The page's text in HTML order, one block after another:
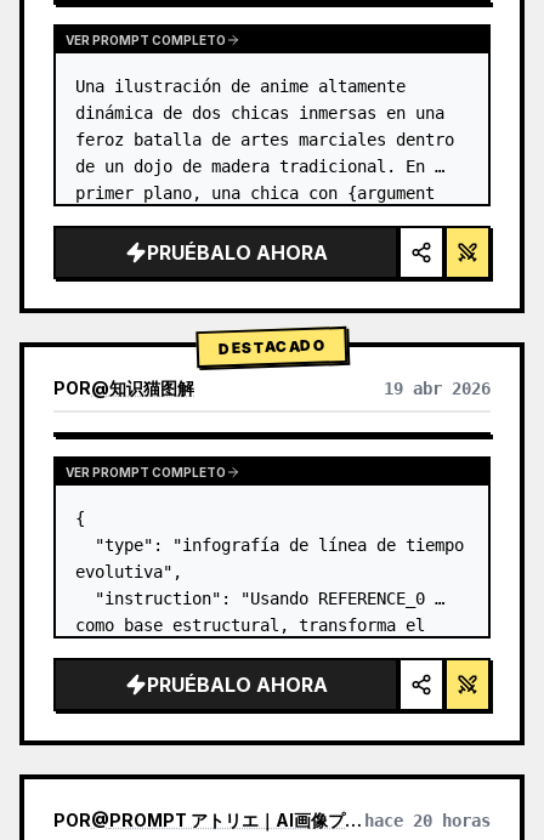
VER PROMPT COMPLETO
Una ilustración de anime altamente
dinámica de dos chicas inmersas en una
feroz batalla de artes marciales dentro
de un dojo de madera tradicional. En
primer plano, una chica con {argument
negro en un moño alto con cint…
PRUÉBALO AHORA
DESTACADO
POR@知识猫图解 19 abr 2026
VER PROMPT COMPLETO
{
  "type": "infografía de línea de tiempo
evolutiva",
  "instruction": "Usando REFERENCE_0
como base estructural, transforma el
3D altamente realista. Reemplaza las
rampas lisas por escalones de piedra
PRUÉBALO AHORA
POR@PROMPT アトリエ｜AI画像プロンプト hace 20 horas